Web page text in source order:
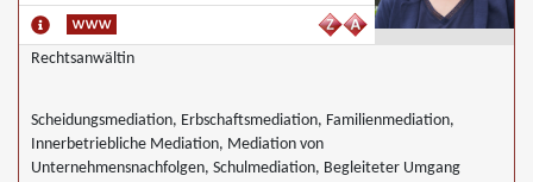
Rechtsanwältin
Scheidungsmediation, Erbschaftsmediation, Familienmediation,
Innerbetriebliche Mediation, Mediation von
Unternehmensnachfolgen, Schulmediation, Begleiteter Umgang